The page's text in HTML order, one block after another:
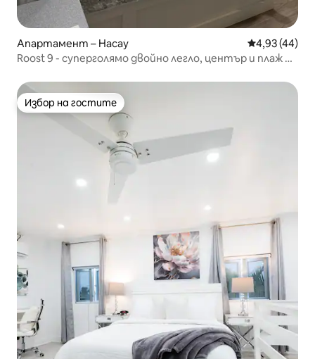
Апартамент – Насау Средна
4,93 (44)
Roost 9 - суперголямо двойно легло, център и плаж на
Избор на гостите
Избор на гостите